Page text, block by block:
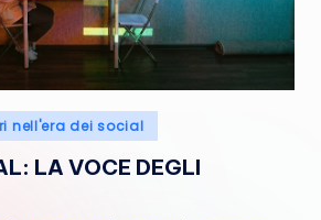
nell'era dei social
LA VOCE DEGLI